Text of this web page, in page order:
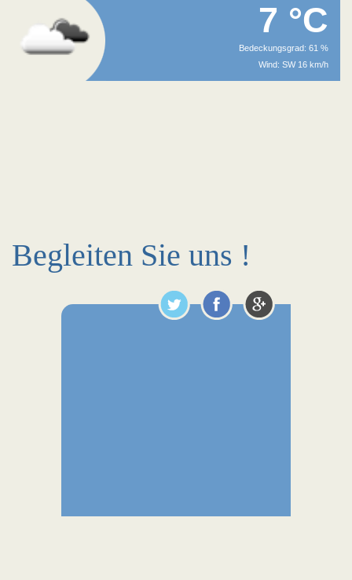
7 °C
Bedeckungsgrad: 61 %
Wind: SW 16 km/h
Begleiten Sie uns !